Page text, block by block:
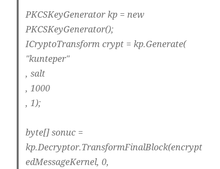
PKCSKeyGenerator kp = new
PKCSKeyGenerator();
ICryptoTransform crypt = kp.Generate(
"kunteper"
, salt
, 1000
, 1);
byte[] sonuc =
kp.Decryptor.TransformFinalBlock(encrypt
edMessageKernel, 0,